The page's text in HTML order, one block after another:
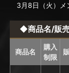
3月8日（火）メ
◆商品名/販
商品名
購入
制限